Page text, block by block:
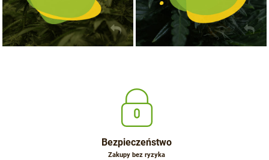
Bezpieczeństwo
Zakupy bez ryzyka